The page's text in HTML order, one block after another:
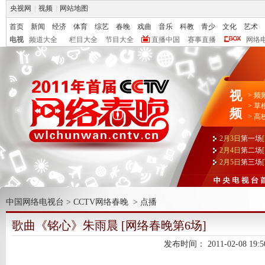
央视网 视频 网站地图
首页 新闻 经济 体育 综艺 春晚 戏曲 音乐 科教 青少 文化
艺术
电视
频道大全 栏目大全 节目大全 直播中国 赛事直播 网络
视
频
> 频
> 草
> 高
2月3日 第一场
2月4日 第二场
2月5日 第三场
中国网络电视台 > CCTV网络春晚 > 点播
歌曲《铭心》朱雨晨 [网络春晚第6场]
发布时间： 2011-02-08